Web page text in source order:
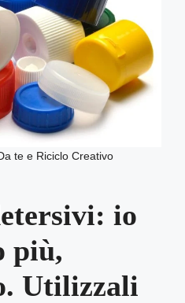
te e Riciclo Creativo
io
più,
Utilizzali